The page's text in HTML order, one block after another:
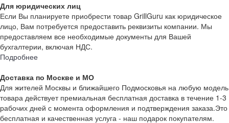
Для юридических лиц
Если Вы планируете приобрести товар GrillGuru как юридическое
лицо, Вам потребуется предоставить реквизиты компании. Мы
предоставляем все необходимые документы для Вашей
бухгалтерии, включая НДС.
Подробнее
Доставка по Москве и МО
Для жителей Москвы и ближайшего Подмосковья на любую модель
товара действует премиальная бесплатная доставка в течение 1-3
рабочих дней с момента оформления и подтверждения заказа.Это
бесплатная и качественная услуга - наш подарок покупателям.